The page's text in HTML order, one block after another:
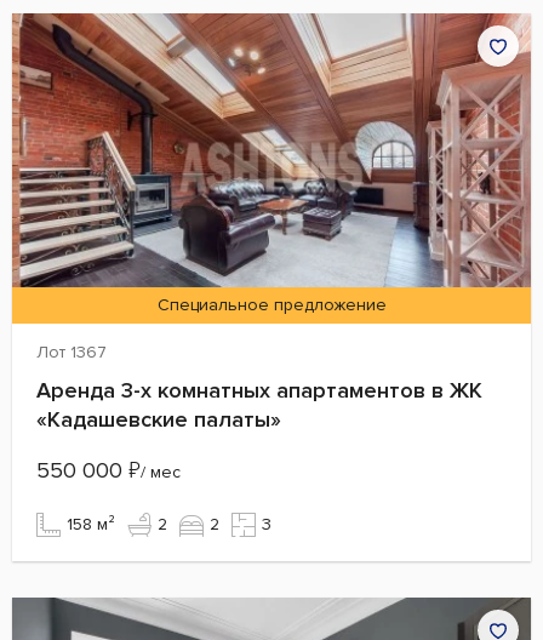
Специальное предложение
Лот 1367
Аренда 3-х комнатных апартаментов в ЖК
«Кадашевские палаты»
550 000 ₽/ мес
158 м² 2 2 3